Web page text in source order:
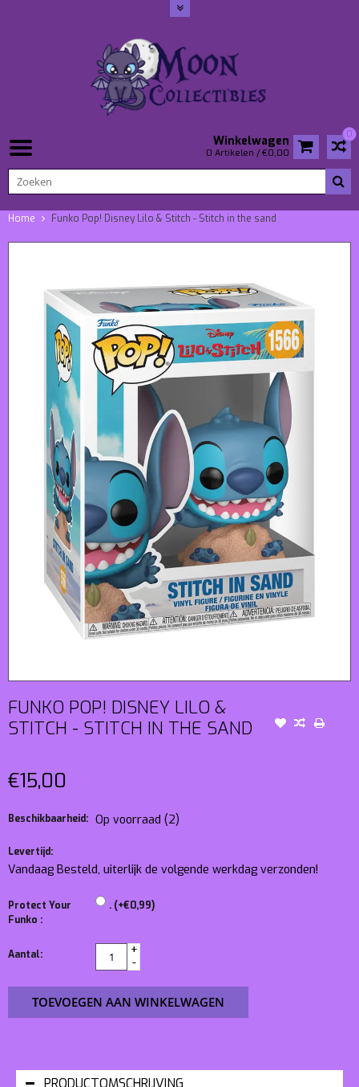
0
Winkelwagen
0 Artikelen / €0,00
Home Funko Pop! Disney Lilo & Stitch - Stitch in the sand
FUNKO POP! DISNEY LILO &
STITCH - STITCH IN THE SAND
€15,00
Beschikbaarheid: Op voorraad (2)
Levertijd:
Vandaag Besteld, uiterlijk de volgende werkdag verzonden!
Protect Your
Funko :
. (+€0,99)
Aantal:
+
-
TOEVOEGEN AAN WINKELWAGEN
PRODUCTOMSCHRIJVING